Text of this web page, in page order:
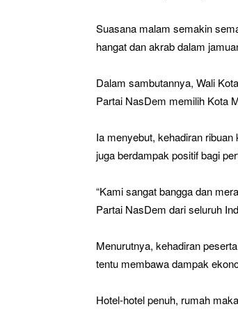
Suasana malam semakin
hangat dan akrab dalam
Dalam sambutannya, Wali
Partai NasDem memilih Kota
Ia menyebut, kehadiran
juga berdampak positif bagi
“Kami sangat bangga dan
Partai NasDem dari seluruh
Menurutnya, kehadiran
tentu membawa dampak
Hotel-hotel penuh, rumah